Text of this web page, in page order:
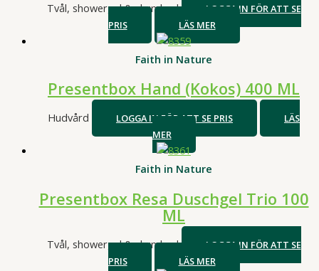
Tvål, showergel & skumbad
LOGGA IN FÖR ATT SE
PRIS
LÄS MER
Faith in Nature
Presentbox Hand (Kokos) 400 ML
Hudvård LOGGA IN FÖR ATT SE PRIS
LÄS
MER
Faith in Nature
Presentbox Resa Duschgel Trio 100
ML
Tvål, showergel & skumbad
LOGGA IN FÖR ATT SE
PRIS
LÄS MER